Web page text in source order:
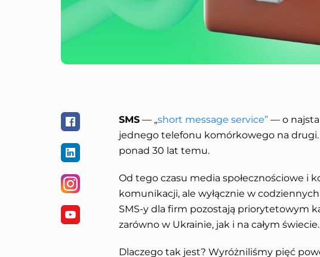
SMS — „short message service” — o
jednego telefonu komórkowego na drugi.
ponad 30 lat temu.
Od tego czasu media społecznościowe i
komunikacji, ale wyłącznie w
SMS-y dla firm pozostają priorytetowym
zarówno w Ukrainie, jak i na całym świecie.
Dlaczego tak jest? Wyróżniliśmy pięć